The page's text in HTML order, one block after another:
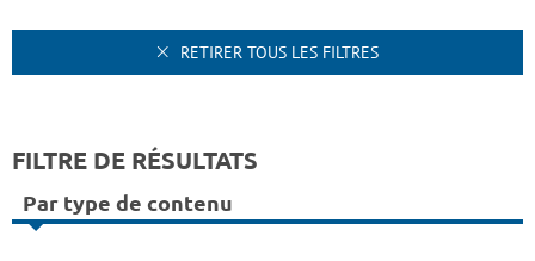
RETIRER TOUS LES FILTRES
FILTRE DE RÉSULTATS
Par type de contenu